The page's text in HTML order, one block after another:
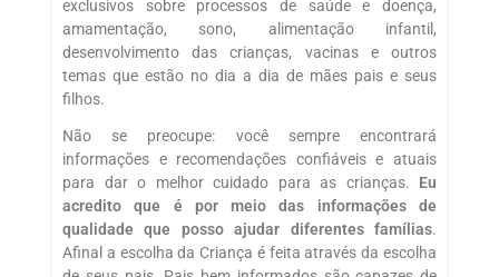
exclusivos sobre processos de saúde e doença,
amamentação, sono, alimentação infantil,
desenvolvimento das crianças, vacinas e outros
temas que estão no dia a dia de mães pais e seus
filhos.
Não se preocupe: você sempre encontrará
informações e recomendações confiáveis e atuais
para dar o melhor cuidado para as crianças. Eu
acredito que é por meio das informações de
qualidade que posso ajudar diferentes famílias.
Afinal a escolha da Criança é feita através da escolha